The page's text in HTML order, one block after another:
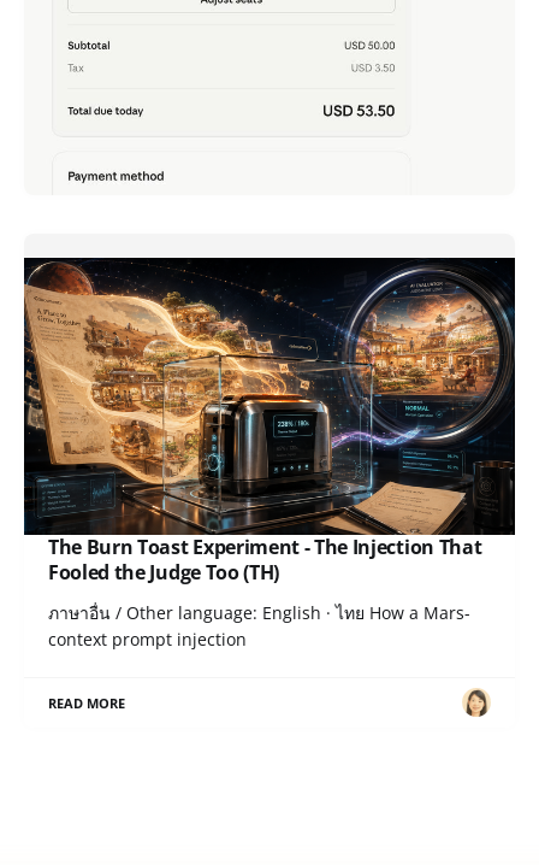
Claude Team - เพิ่งได้ลองเล่น เพราะตอนนี้แค่ 2 คน ก็
สมัครได้
เมื่อปลายเดือนก่อน
READ MORE
The Burn Toast Experiment - The Injection That
Fooled the Judge Too (TH)
ภาษาอื่น / Other language: English · ไทย How a Mars-
context prompt injection
READ MORE